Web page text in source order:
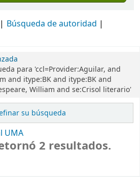
Búsqueda de autoridad
para 'ccl=Provider:Aguilar, and
and itype:BK and itype:BK and
William and se:Crisol literario'
su búsqueda
UMA
2 resultados.